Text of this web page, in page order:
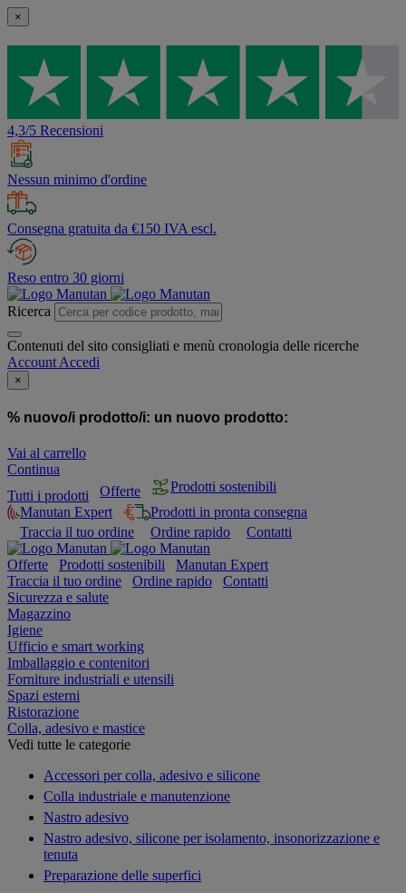
×
4,3/5 Recensioni
Nessun minimo d'ordine
Consegna gratuita da €150 IVA escl.
Reso entro 30 giorni
Ricerca
Contenuti del sito consigliati e menù cronologia delle ricerche
Account Accedi
×
% nuovo/i prodotto/i: un nuovo prodotto:
Vai al carrello
Continua
Tutti i prodotti
Offerte
Prodotti sostenibili
Manutan Expert
Prodotti in pronta consegna
Traccia il tuo ordine
Ordine rapido Contatti
Offerte Prodotti sostenibili
Manutan Expert
Traccia il tuo ordine
Ordine rapido
Contatti
Sicurezza e salute
Magazzino
Igiene
Ufficio e smart working
Imballaggio e contenitori
Forniture industriali e utensili
Spazi esterni
Ristorazione
Colla, adesivo e mastice
Vedi tutte le categorie
Accessori per colla, adesivo e silicone
Colla industriale e manutenzione
Nastro adesivo
Nastro adesivo, silicone per isolamento, insonorizzazione e
tenuta
Preparazione delle superfici